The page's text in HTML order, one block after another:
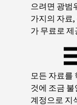
으려면 광범
가지의 자료,
가 무료로 제
모든 자료를
것에 조금
계정으로 지